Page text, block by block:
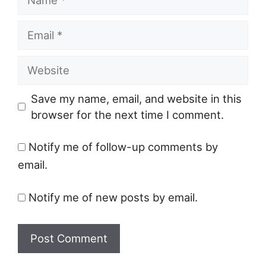
Email
Website
Save my name, email, and website in this
browser for the next time I comment.
Notify me of follow-up comments by
email.
Notify me of new posts by email.